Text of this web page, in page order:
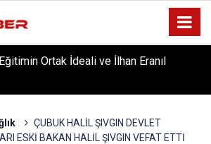
Ortak İdeali ve İlhan Eranıl
‘YAZA MERHABA’ COŞKUSU: Kursiyerler
Eğlendi!
ÇUBUK HALİL ŞIVGIN DEVLET
ESKİ BAKAN HALİL ŞIVGIN VEFAT ETTİ